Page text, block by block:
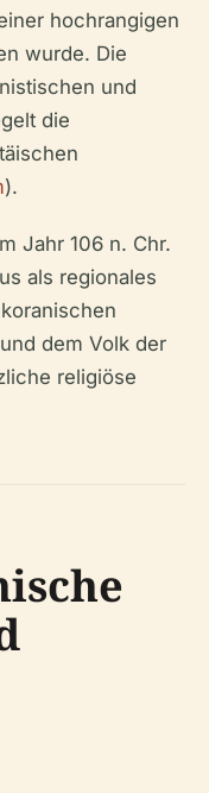
hochrangigen
wurde. Die
und
die
).
Jahr 106 n. Chr.
als regionales
dem Volk der
religiöse